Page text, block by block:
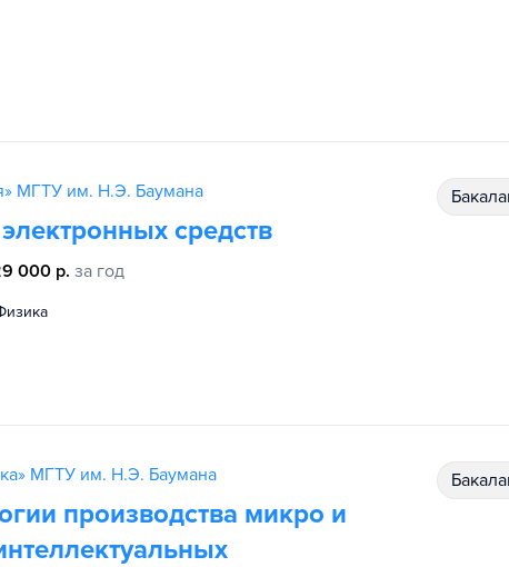
МГТУ им. Н.Э. Баумана
средств
000 р. за год
физика
МГТУ им. Н.Э. Баумана
производства микро и